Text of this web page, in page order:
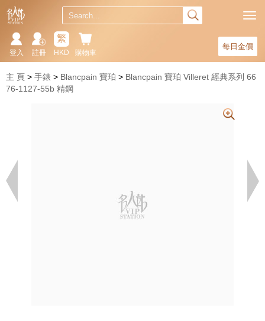
每日金價
購物車
繁
HKD
註冊
登入
主 頁 手錶 Blancpain 寶珀
Blancpain 寶珀 Villeret 經典系列 66
76-1127-55b 精鋼